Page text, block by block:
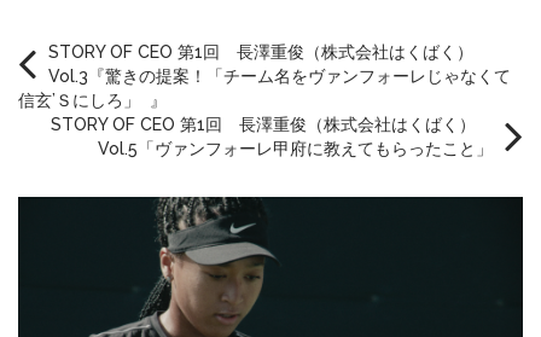
STORY OF CEO 第1回 長澤重俊（株式会社はくばく）
Vol.3『驚きの提案！「チーム名をヴァンフォーレじゃなくて
信玄’Ｓにしろ」 』
STORY OF CEO 第1回 長澤重俊（株式会社はくばく）
Vol.5「ヴァンフォーレ甲府に教えてもらったこと」